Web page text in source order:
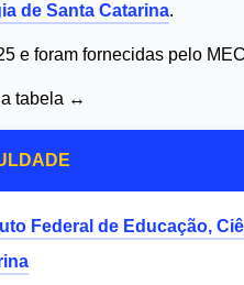
de Santa Catarina.
e foram fornecidas pelo
tabela ↔
Federal de Educação,